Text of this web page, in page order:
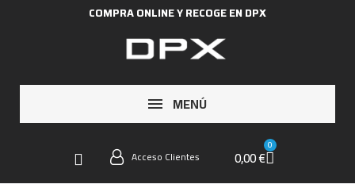
COMPRA ONLINE Y RECOGE EN DPX
MENÚ
Acceso Clientes 0,00 €